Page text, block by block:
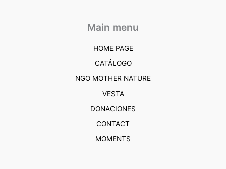
Main menu
HOME PAGE
CATÁLOGO
NGO MOTHER NATURE
VESTA
DONACIONES
CONTACT
MOMENTS